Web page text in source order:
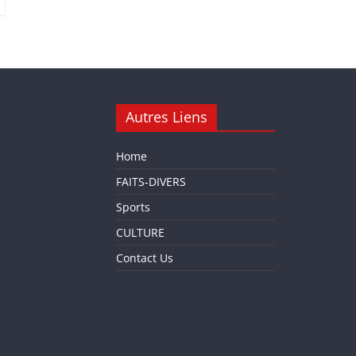
Autres Liens
Home
FAITS-DIVERS
Sports
CULTURE
Contact Us